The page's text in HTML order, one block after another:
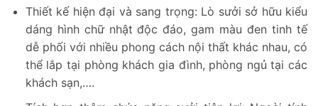
Thiết kế hiện đại và sang trọng: Lò sưởi sở hữu kiểu
dáng hình chữ nhật độc đáo, gam màu đen tinh tế
dễ phối với nhiều phong cách nội thất khác nhau, có
thể lắp tại phòng khách gia đình, phòng ngủ tại các
khách sạn,….